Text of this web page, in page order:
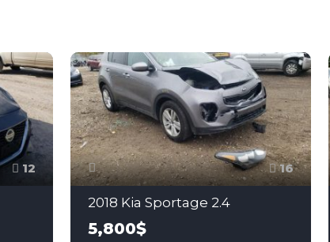
12 16
2018 Kia Sportage 2.4
5,800$